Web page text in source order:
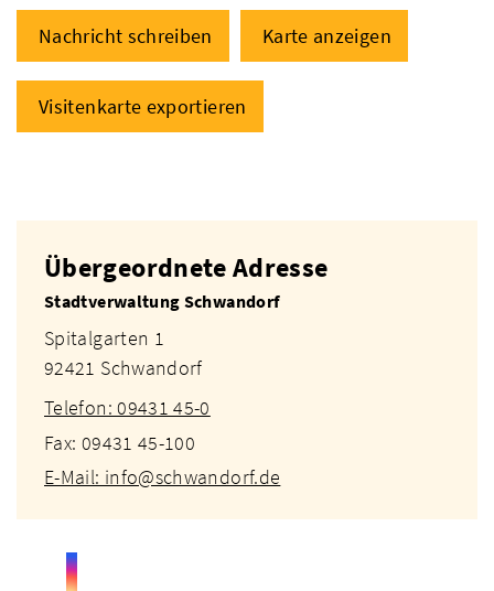
Nachricht schreiben Karte anzeigen
Visitenkarte exportieren
Übergeordnete Adresse
Stadtverwaltung Schwandorf
Spitalgarten 1
92421 Schwandorf
Telefon: 09431 45-0
Fax: 09431 45-100
E-Mail: info@schwandorf.de